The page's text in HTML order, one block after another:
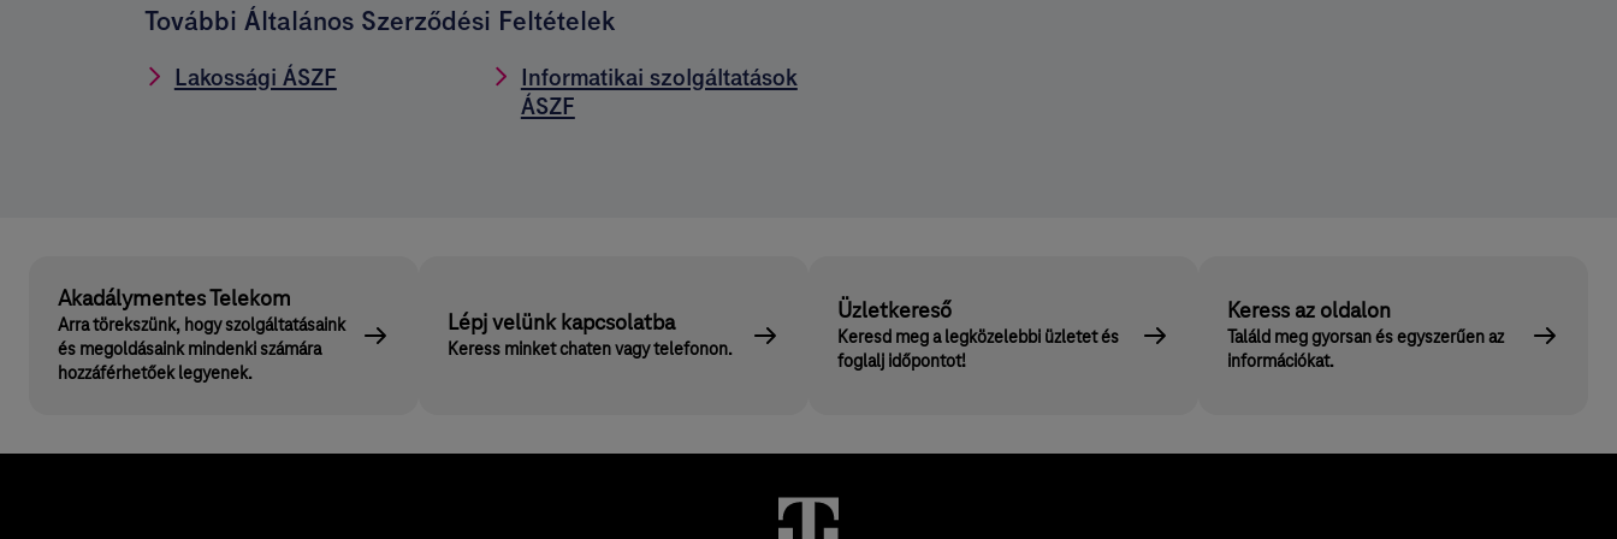
További Általános Szerződési Feltételek
Lakossági ÁSZF
Informatikai szolgáltatások
ÁSZF
Akadálymentes Telekom
Arra törekszünk, hogy szolgáltatásaink
és megoldásaink mindenki számára
hozzáférhetőek legyenek.
Lépj velünk kapcsolatba
Keress minket chaten vagy telefonon.
Üzletkereső
Keresd meg a legközelebbi üzletet és
foglalj időpontot!
Keress az oldalon
Találd meg gyorsan és egyszerűen az
információkat.